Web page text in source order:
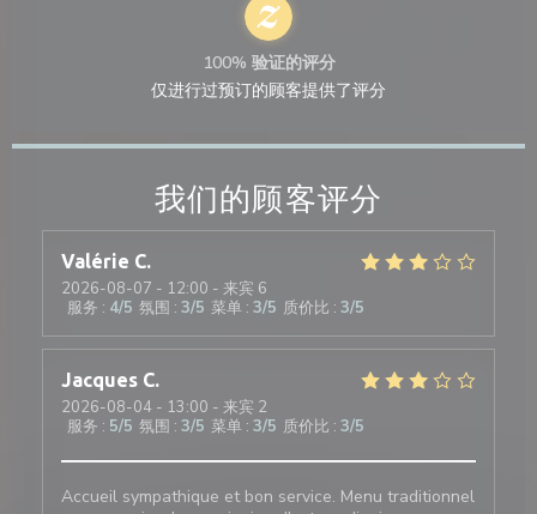
我们的顾客评分
Valérie C
2026-08-07 - 12:00 - 来宾 6
服务 : 4/5 氛围 : 3/5 菜单 : 3/5 质价比 : 3/5
Jacques C
2026-08-04 - 13:00 - 来宾 2
服务 : 5/5 氛围 : 3/5 菜单 : 3/5 质价比 : 3/5
Accueil sympathique et bon service. Menu traditionnel
100% 验证的评分
仅进行过预订的顾客提供了评分